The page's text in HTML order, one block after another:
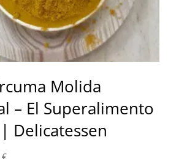
Molida
– El Superalimento
Delicatessen
€Rango